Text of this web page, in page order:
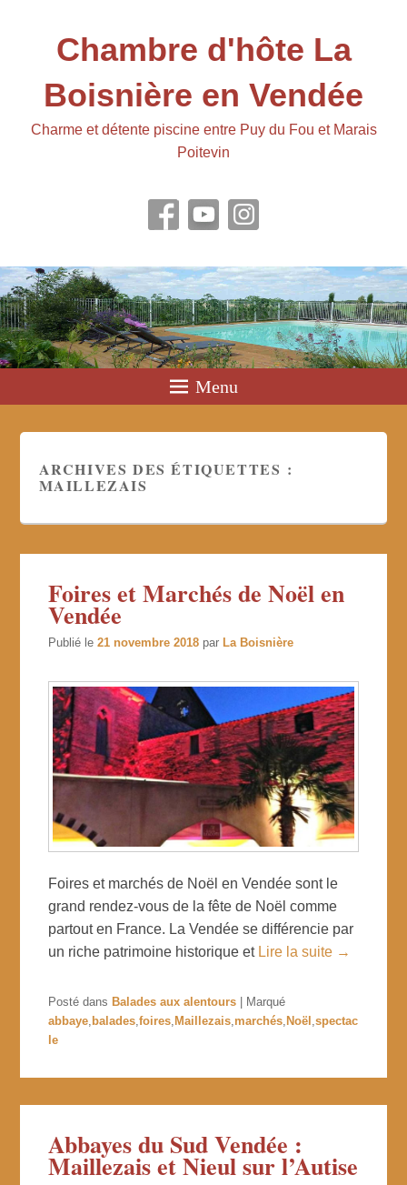
Chambre d'hôte La
Boisnière en Vendée
Charme et détente piscine entre Puy du Fou et Marais
Poitevin
Menu
ARCHIVES DES ÉTIQUETTES :
MAILLEZAIS
Foires et Marchés de Noël en
Vendée
Publié le21 novembre 2018 par La Boisnière
Foires et marchés de Noël en Vendée sont le
grand rendez-vous de la fête de Noël comme
partout en France. La Vendée se différencie par
un riche patrimoine historique et Lire la suite →
Posté dans Balades aux alentours
Marqué
abbaye, balades,foires, Maillezais,marchés, Noël ,spectac
le
Abbayes du Sud Vendée :
Maillezais et Nieul sur l’Autise